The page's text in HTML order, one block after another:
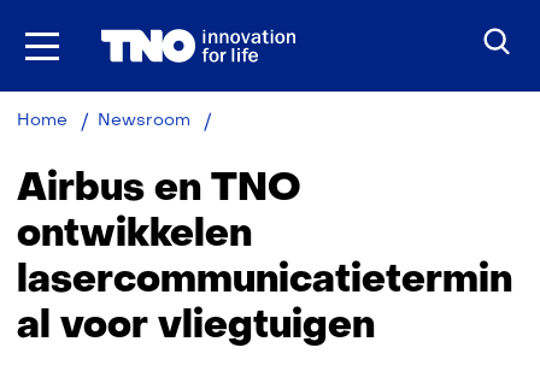
Ga
Home Newsroom
TNO zijn
gezamenlijk
UltraAir
gestart
Airbus en TNO
ontwikkelen
lasercommunicatietermin
al voor vliegtuigen